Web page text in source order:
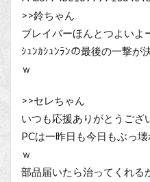
>>鈴ちゃん
ブレイバーほんとつよいよ
ｼｭﾝｶｼｭﾝﾗﾝの最後の一撃が
ｗ
>>セレちゃん
いつも応援ありがとうござ
PCは一昨日も今日もぶっ
ｗ
部品届いたら治ってくれる